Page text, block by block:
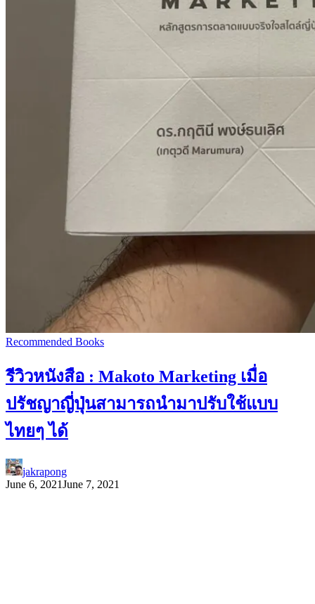
Recommended Books
รีวิวหนังสือ : Makoto Marketing เมื่อ
ปรัชญาญี่ปุ่นสามารถนำมาปรับใช้แบบ
ไทยๆ ได้
jakrapong
June 6, 2021June 7, 2021